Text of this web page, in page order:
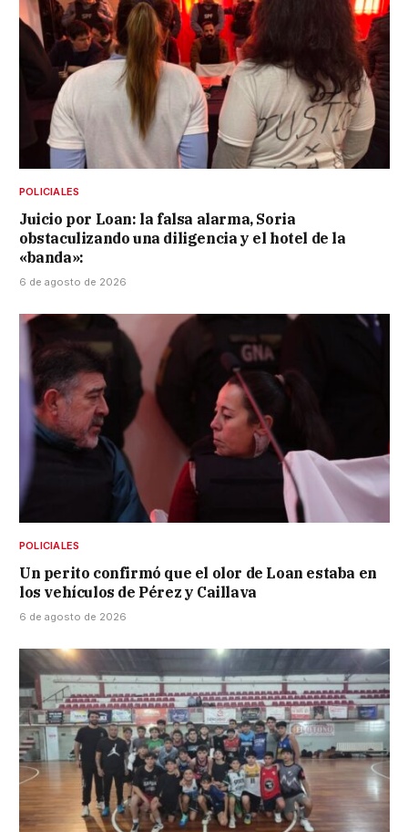
POLICIALES
Juicio por Loan: la falsa alarma, Soria
obstaculizando una diligencia y el hotel de la
«banda»:
6 de agosto de 2026
POLICIALES
Un perito confirmó que el olor de Loan estaba en
los vehículos de Pérez y Caillava
6 de agosto de 2026